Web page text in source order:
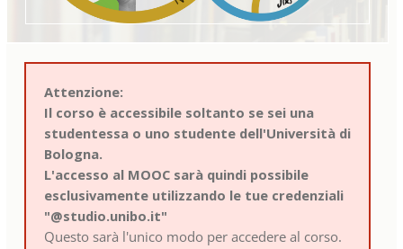
Attenzione:
Il corso è accessibile soltanto se sei una
studentessa o uno studente dell'Università di
Bologna.
L'accesso al MOOC sarà quindi possibile
esclusivamente utilizzando le tue credenziali
"@studio.unibo.it"
Questo sarà l'unico modo per accedere al corso.